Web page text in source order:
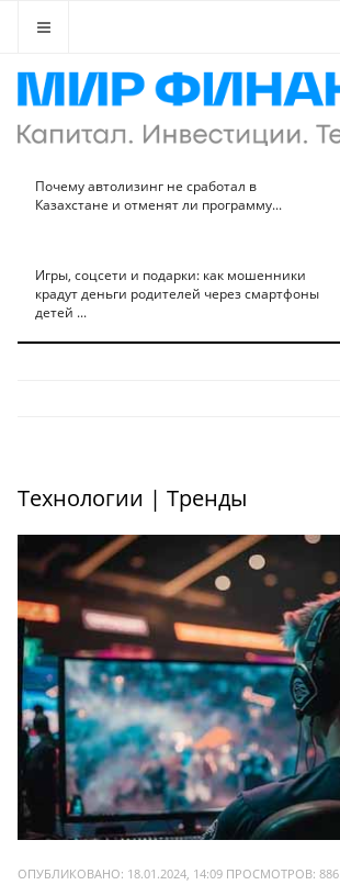
Почему автолизинг не сработал в
Казахстане и отменят ли программу...
Игры, соцсети и подарки: как мошенники
крадут деньги родителей через смартфоны
детей ...
Технологии | Тренды
ОПУБЛИКОВАНО: 18.01.2024, 14:09 ПРОСМОТРОВ: 886